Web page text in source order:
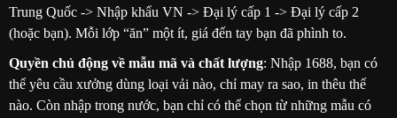
Trung Quốc -> Nhập khẩu VN -> Đại lý cấp 1 -> Đại lý cấp 2
(hoặc bạn). Mỗi lớp “ăn” một ít, giá đến tay bạn đã phình to.
Quyền chủ động về mẫu mã và chất lượng: Nhập 1688, bạn có
thể yêu cầu xưởng dùng loại vải nào, chỉ may ra sao, in thêu thế
nào. Còn nhập trong nước, bạn chỉ có thể chọn từ những mẫu có